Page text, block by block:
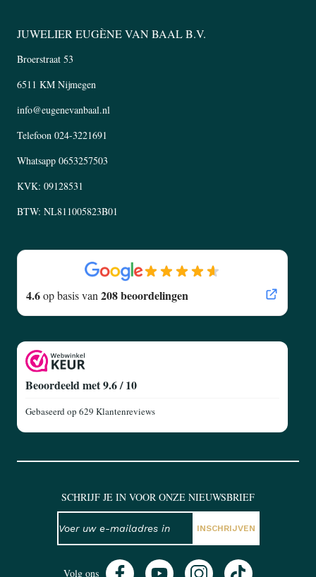
JUWELIER EUGÈNE VAN BAAL B.V.
Broerstraat 53
6511 KM Nijmegen
info@eugenevanbaal.nl
Telefoon 024-3221691
Whatsapp 0653257503
KVK: 09128531
BTW: NL811005823B01
4.6op basis van 208 beoordelingen
Beoordeeld met 9.6 / 10
Gebaseerd op 629 Klantenreviews
SCHRIJF JE IN VOOR ONZE NIEUWSBRIEF
INSCHRIJVEN
Volg ons